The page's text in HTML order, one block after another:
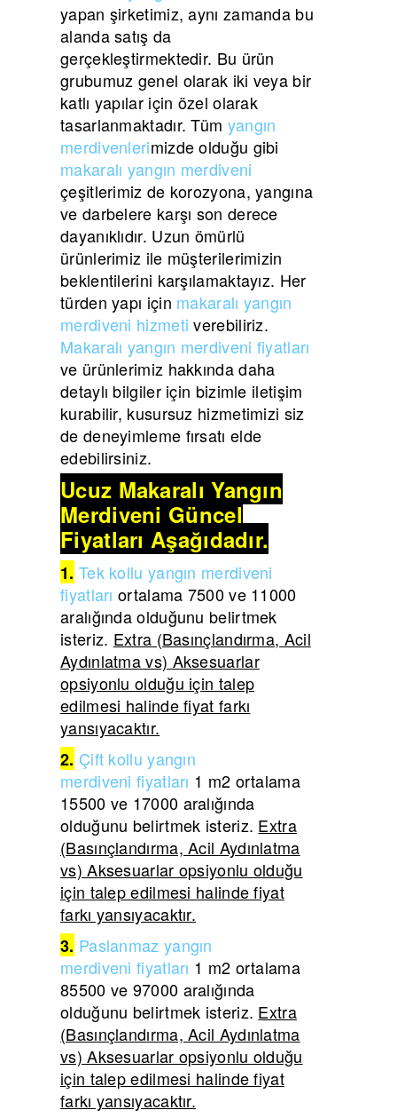
yapan şirketimiz, aynı zamanda bu
alanda satış da
gerçekleştirmektedir. Bu ürün
grubumuz genel olarak iki veya bir
katlı yapılar için özel olarak
tasarlanmaktadır. Tüm yangın
merdivenlerimizde olduğu gibi
makaralı yangın merdiveni
çeşitlerimiz de korozyona, yangına
ve darbelere karşı son derece
dayanıklıdır. Uzun ömürlü
ürünlerimiz ile müşterilerimizin
beklentilerini karşılamaktayız. Her
türden yapı için makaralı yangın
merdiveni hizmeti verebiliriz.
Makaralı yangın merdiveni fiyatları
ve ürünlerimiz hakkında daha
detaylı bilgiler için bizimle iletişim
kurabilir, kusursuz hizmetimizi siz
de deneyimleme fırsatı elde
edebilirsiniz.
Ucuz Makaralı Yangın
Merdiveni Güncel
Fiyatları Aşağıdadır.
1. Tek kollu yangın merdiveni
fiyatları ortalama 7500 ve 11000
aralığında olduğunu belirtmek
isteriz. Extra (Basınçlandırma, Acil
Aydınlatma vs) Aksesuarlar
opsiyonlu olduğu için talep
edilmesi halinde fiyat farkı
yansıyacaktır.
2. Çift kollu yangın
merdivenifiyatları 1 m2 ortalama
15500 ve 17000 aralığında
olduğunu belirtmek isteriz. Extra
(Basınçlandırma, Acil Aydınlatma
vs) Aksesuarlar opsiyonlu olduğu
için talep edilmesi halinde fiyat
farkı yansıyacaktır.
3. Paslanmaz yangın
merdivenifiyatları 1 m2 ortalama
85500 ve 97000 aralığında
olduğunu belirtmek isteriz. Extra
(Basınçlandırma, Acil Aydınlatma
vs) Aksesuarlar opsiyonlu olduğu
için talep edilmesi halinde fiyat
farkı yansıyacaktır.